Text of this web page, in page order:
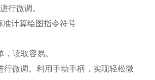
行微调。
准计算绘图指令符号
读取容易。
微调。利用手动手柄，实现轻松微